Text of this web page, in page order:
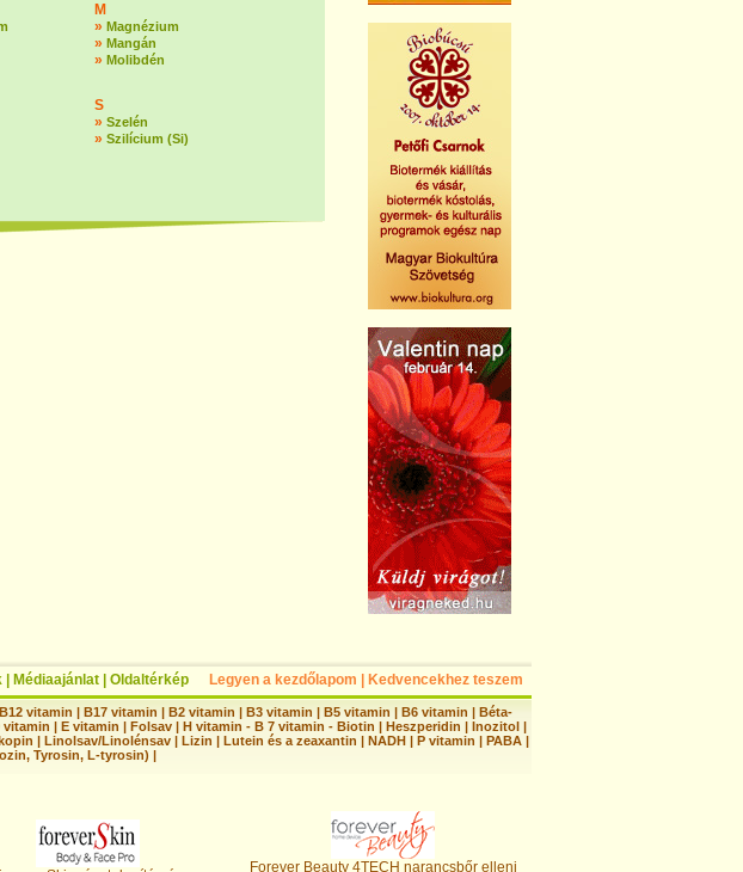
M
» Magnézium
» Mangán
» Molibdén
S
» Szelén
» Szilícium (Si)
Médiaajánlat Oldaltérkép Legyen a kezdőlapom Kedvencekhez teszem
B12 vitamin | B17 vitamin | B2 vitamin | B3 vitamin | B5 vitamin | B6 vitamin | Béta-
vitamin | E vitamin | Folsav | H vitamin - B 7 vitamin - Biotin | Heszperidin | Inozitol |
| Linolsav/Linolénsav | Lizin | Lutein és a zeaxantin | NADH | P vitamin | PABA |
Tyrosin, L-tyrosin) |
Forever Beauty 4TECH narancsbőr elleni